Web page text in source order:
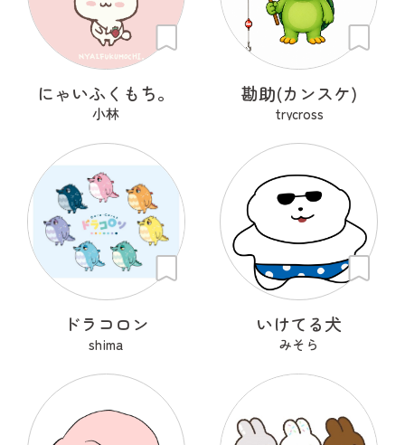
にゃいふくもち。
小林
勘助(カンスケ)
trycross
ドラコロン
shima
いけてる犬
みそら